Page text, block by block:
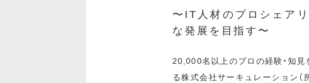
〜IT人材のプロシェア
な発展を目指す〜
20,000名以上のプロの経験・知
る株式会社サーキュレーション（